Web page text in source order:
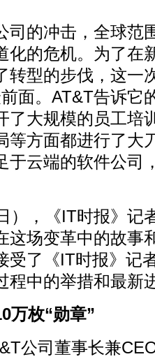
的冲击，全球范
化的危机。为了在
转型的步伐，这一
面。AT&T告诉它
了大规模的员工培
等方面都进行了大
于云端的软件公司
，《IT时报》记
这场变革中的故事
受了《IT时报》记
程中的举措和最新
枚“勋章”
司董事长兼CEO